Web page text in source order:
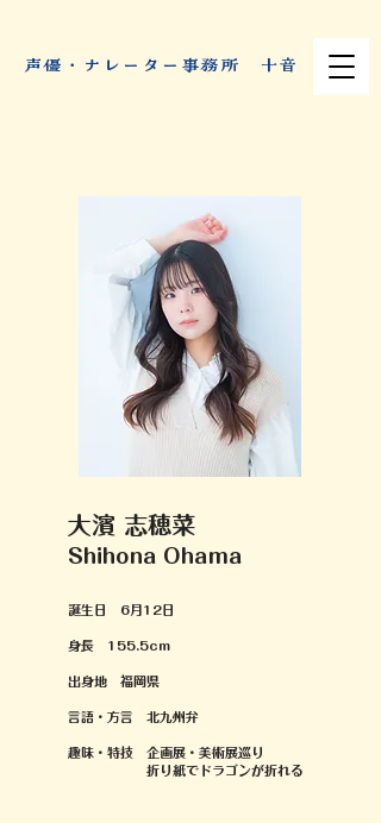
​声優・ナレーター事務所 十音
大濱 志穂菜
Shihona Ohama
誕生日 6月12日
身長 155.5cm
出身地 福岡県
言語・方言 北九州弁
趣味・特技 企画展・美術展巡り
折り紙でドラゴンが折れる